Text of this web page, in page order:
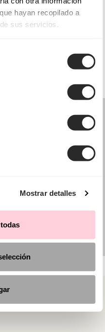
hayan recopilado a
sus servicios.
Mostrar detalles